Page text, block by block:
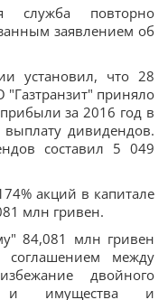
служба повторно
заявлением об
установил, что 28
приняло
за 2016 год в
дивидендов.
составил 5 049
акций в капитале
млн гривен.
84,081 млн гривен
соглашением между
двойного
и имущества и